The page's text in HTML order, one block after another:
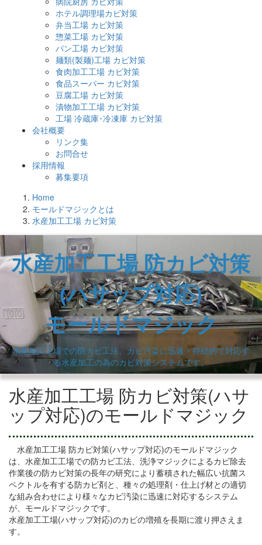
ホテル調理場カビ対策
弁当工場 カビ対策
惣菜工場 カビ対策
パン工場 カビ対策
麺類(製麺)工場 カビ対策
食肉加工工場 カビ対策
食品スーパー カビ対策
豆腐工場 カビ対策
漬物加工工場 カビ対策
工場 冷蔵庫･冷凍庫 カビ対策
会社概要
リンク集
お問合せ
採用情報
募集要項
Home
モールドマジックとは
水産加工工場 カビ対策
水産加工工場 防カビ対策
(ハサップ対応)
モールドマジック
水産加工工場での防カビ工法、カビ汚染に迅速・持続的て対応す
る水産加工の為のカビ対策システムです。
水産加工工場 防カビ対策(ハサ
ップ対応)のモールドマジック
水産加工工場 防カビ対策(ハサップ対応)のモールドマジック
は、水産加工工場での防カビ工法、洗浄マジックによるカビ除去
作業後の防カビ対策の長年の研究により蓄積された幅広い抗菌ス
ペクトルを有する防カビ剤と、種々の処理剤・仕上げ材との適切
な組み合わせにより様々なカビ汚染に迅速に対応するシステム
が、モールドマジックです。
水産加工工場(ハサップ対応)のカビの増殖を長期に渡り押さえま
す。